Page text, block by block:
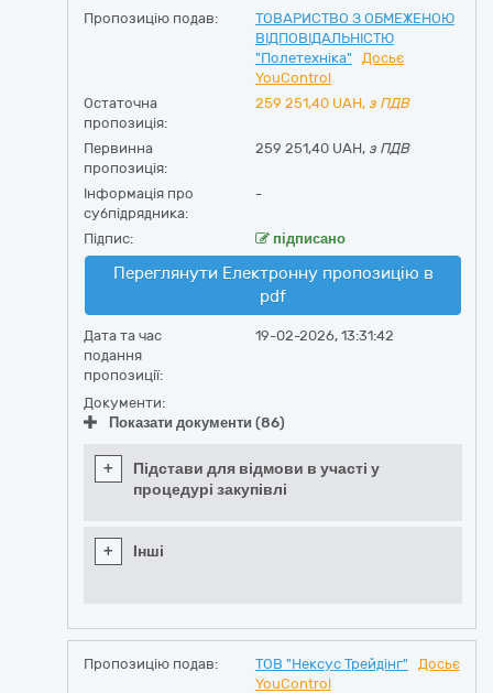
Пропозицію подав:
ТОВАРИСТВО З ОБМЕЖЕНОЮ
ВІДПОВІДАЛЬНІСТЮ
"Полетехніка"
Досьє
YouControl
Остаточна
пропозиція:
259 251,40 UAH, з ПДВ
Первинна
пропозиція:
259 251,40 UAH, з ПДВ
Інформація про
субпідрядника:
-
Підпис: підписано
Переглянути Електронну пропозицію в
pdf
Дата та час
подання
пропозиції:
19-02-2026, 13:31:42
Документи:
Показати документи (86)
+
Підстави для відмови в участі у
процедурі закупівлі
+ Інші
Пропозицію подав: ТОВ "Нексус Трейдінг"
Досьє
YouControl